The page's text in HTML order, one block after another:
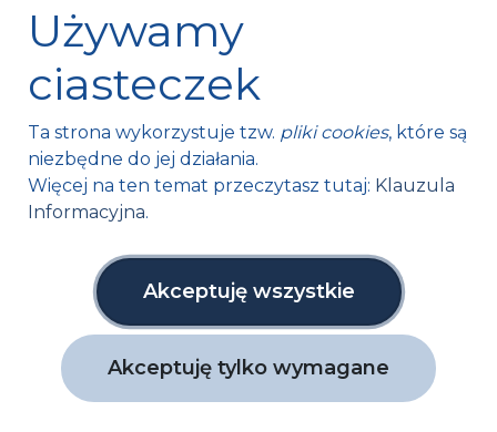
Mroczków 4a,
26-120 Bliżyn, Polska
tel. +48 41 254 12 66
fax. +48 41 254 11 95
info@fa1.pl
NIP: 6631761591
Używamy
ciasteczek
Ta strona wykorzystuje tzw. pliki cookies, które są
niezbędne do jej działania.
Więcej na ten temat przeczytasz tutaj: Klauzula
Informacyjna.
Akceptuję wszystkie
Akceptuję tylko wymagane